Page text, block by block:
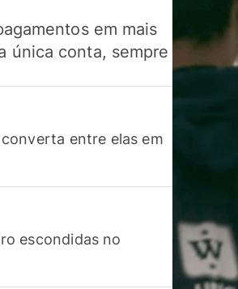
em mais
única conta, sempre
entre elas em
escondidas no